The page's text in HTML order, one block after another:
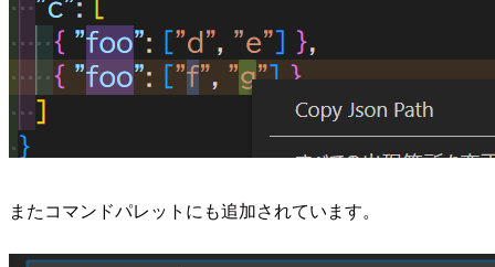
またコマンドパレットにも追加されています。